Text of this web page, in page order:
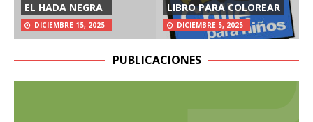
EL HADA NEGRA
DICIEMBRE 15, 2025
LIBRO PARA COLOREAR
DICIEMBRE 5, 2025
PUBLICACIONES